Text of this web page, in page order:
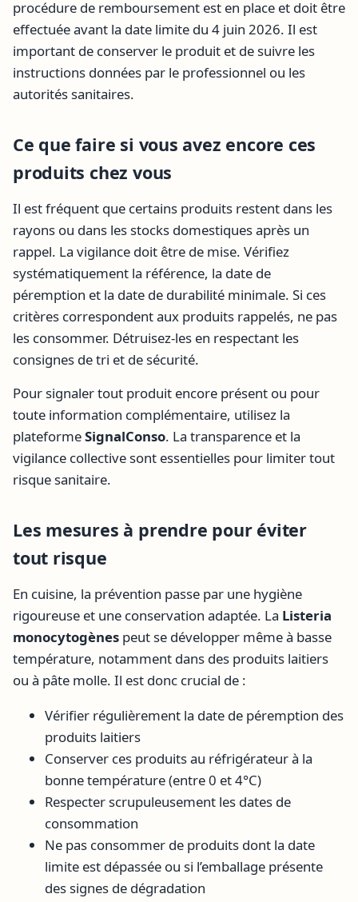
procédure de remboursement est en place et doit être
effectuée avant la date limite du 4 juin 2026. Il est
important de conserver le produit et de suivre les
instructions données par le professionnel ou les
autorités sanitaires.
Ce que faire si vous avez encore ces
produits chez vous
Il est fréquent que certains produits restent dans les
rayons ou dans les stocks domestiques après un
rappel. La vigilance doit être de mise. Vérifiez
systématiquement la référence, la date de
péremption et la date de durabilité minimale. Si ces
critères correspondent aux produits rappelés, ne pas
les consommer. Détruisez-les en respectant les
consignes de tri et de sécurité.
Pour signaler tout produit encore présent ou pour
toute information complémentaire, utilisez la
plateformeSignalConso. La transparence et la
vigilance collective sont essentielles pour limiter tout
risque sanitaire.
Les mesures à prendre pour éviter
tout risque
En cuisine, la prévention passe par une hygiène
rigoureuse et une conservation adaptée. La Listeria
monocytogènes peut se développer même à basse
température, notamment dans des produits laitiers
ou à pâte molle. Il est donc crucial de :
Vérifier régulièrement la date de péremption des
produits laitiers
Conserver ces produits au réfrigérateur à la
bonne température (entre 0 et 4°C)
Respecter scrupuleusement les dates de
consommation
Ne pas consommer de produits dont la date
limite est dépassée ou si l’emballage présente
des signes de dégradation